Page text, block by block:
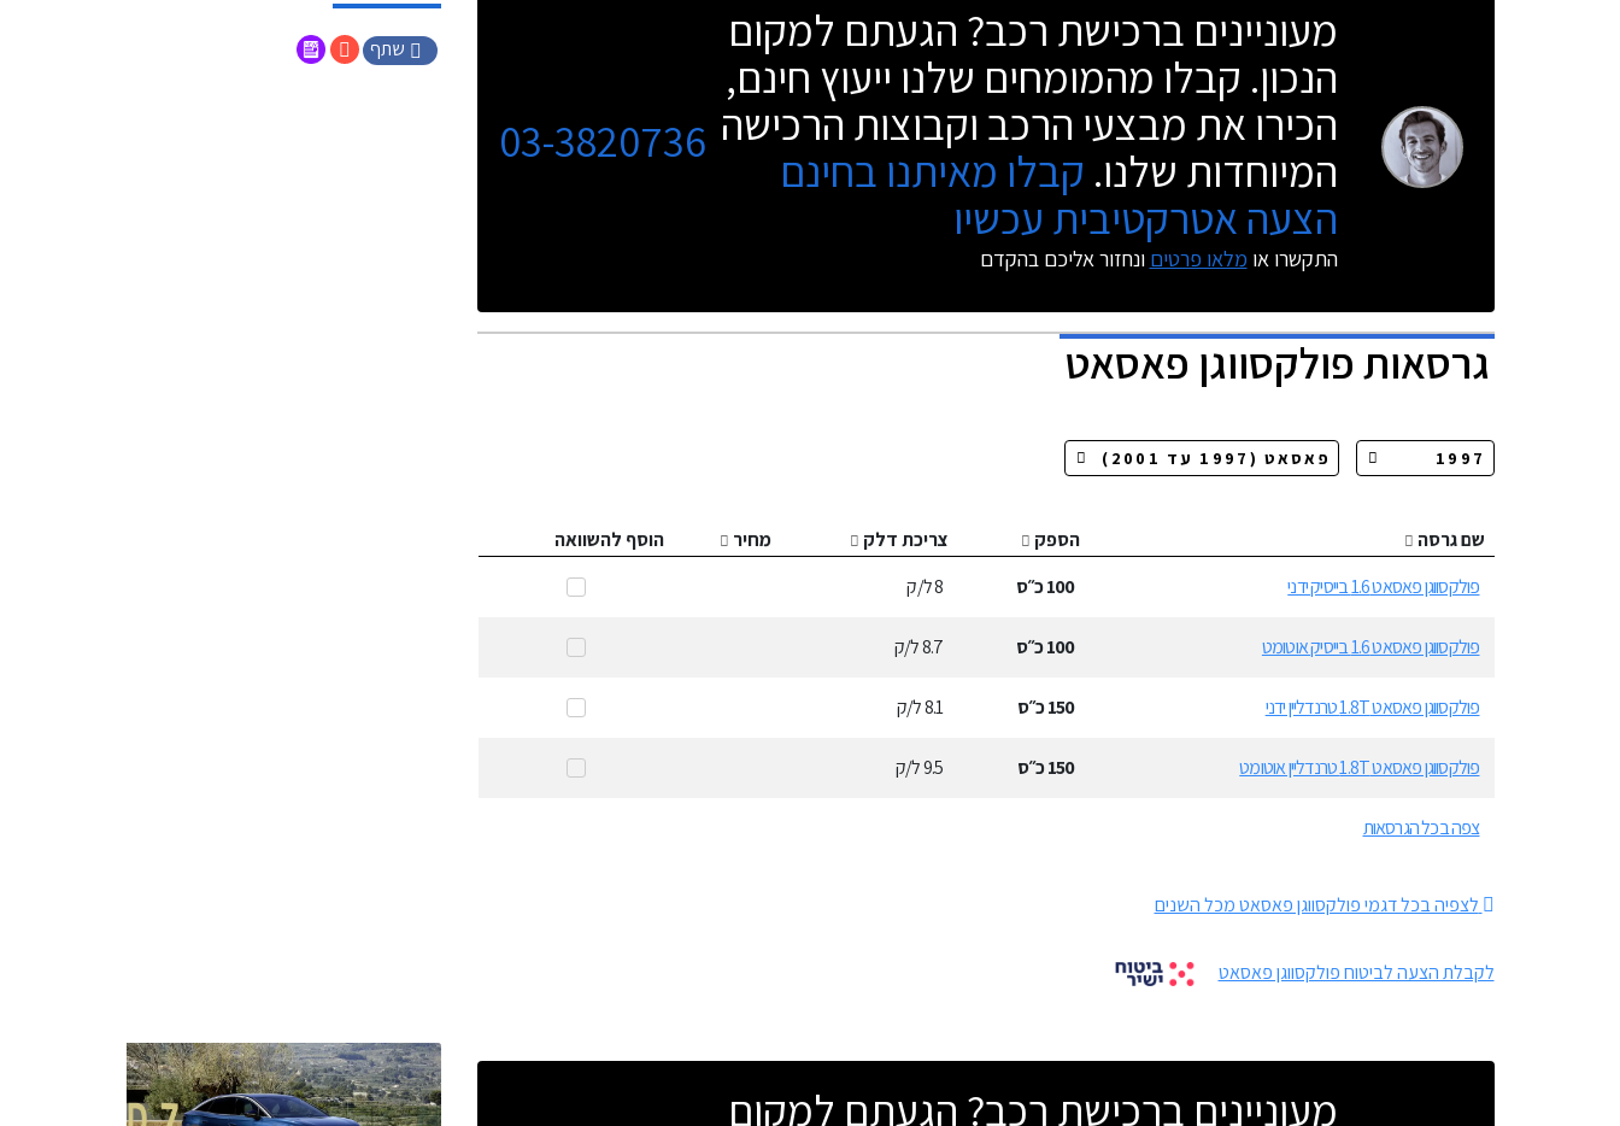
מעוניינים ברכישת רכב? הגעתם למקום
הנכון. קבלו מהמומחים שלנו ייעוץ חינם,
הכירו את מבצעי הרכב וקבוצות הרכישה
המיוחדות שלנו. קבלו מאיתנו בחינם
הצעה אטרקטיבית עכשיו
התקשרו או מלאו פרטים ונחזור אליכם בהקדם
03-3820736
גרסאותפולקסווגן פאסאט
שם גרסה הספק צריכת דלק מחיר
הוסף להשוואה
פולקסווגן פאסאט 1.6 בייסיק ידני
100כ״ס 8ל/ק
פולקסווגן פאסאט 1.6 בייסיק אוטומט 100כ״ס 8.7ל/ק
פולקסווגן פאסאט 1.8T טרנדליין ידני 150כ״ס 8.1ל/ק
פולקסווגן פאסאט 1.8T טרנדליין אוטומט 150כ״ס 9.5ל/ק
צפה בכל הגרסאות
לצפיה בכל דגמי פולקסווגן פאסאט מכל השנים
לקבלת הצעה לביטוח פולקסווגן פאסאט
שתף
מעוניינים ברכישת רכב? הגעתם למקום